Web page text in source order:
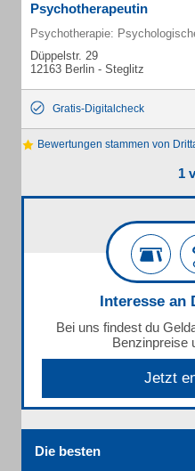
Psychotherapeutin
Psychotherapie:
Düppelstr. 29
12163 Berlin - Steglitz
Gratis-Digitalcheck
Bewertungen stammen von
1
Interesse an
Bei uns findest du
Benzinpreise
Jetzt
Die besten